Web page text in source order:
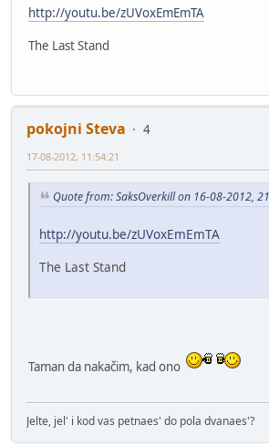
http://youtu.be/zUVoxEmEmTA
The Last Stand
pokojni Steva
4
17-08-2012, 11:54:21
Quote from: SaksOverkill on 16-08-2012,
http://youtu.be/zUVoxEmEmTA
The Last Stand
Taman da nakačim, kad ono
Jelte, jel' i kod vas petnaes' do pola dvanaes'?